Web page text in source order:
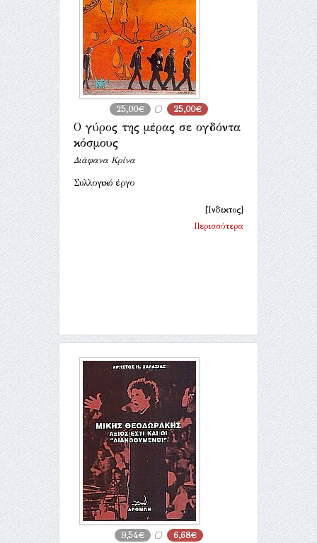
25,00€ 25,00€
Ο γύρος της μέρας σε ογδόντα
κόσμους
Διάφανα Κρίνα
Συλλογικό έργο
[Ίνδικτος]
Περισσότερα
9,54€ 6,68€